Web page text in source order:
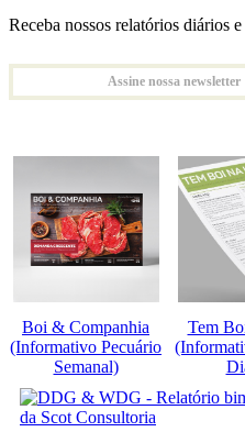
Receba nossos relatórios diários
Assine nossa newsletter
Boi & Companhia
(Informativo Pecuário
Semanal)
Tem